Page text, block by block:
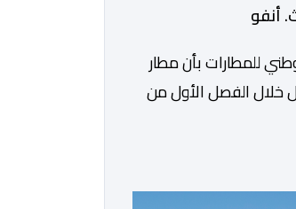
أنفو
للمطارات بأن مطار
خلال الفصل الأول من